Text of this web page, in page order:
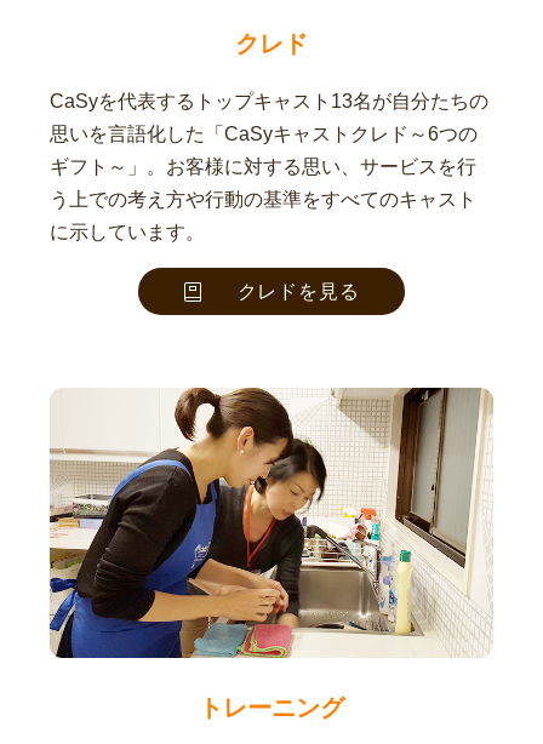
クレド
CaSyを代表するトップキャスト13名が自分たちの
思いを言語化した「CaSyキャストクレド～6つの
ギフト～」。お客様に対する思い、サービスを行
う上での考え方や行動の基準をすべてのキャスト
に示しています。
クレドを見る
トレーニング